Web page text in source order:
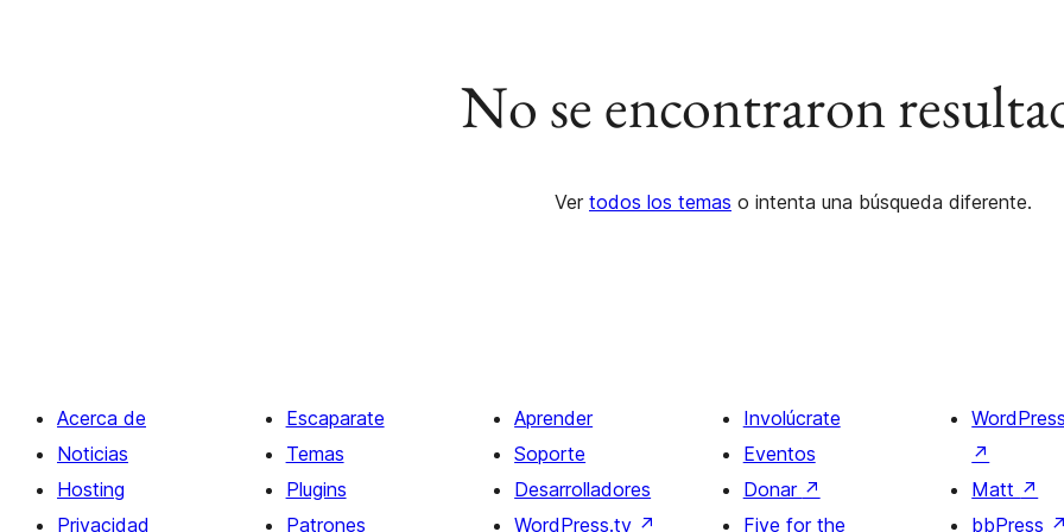
No se encontraron
Ver todos los temas o intenta una búsqueda diferente.
Acerca de
Noticias
Hosting
Privacidad
Escaparate
Temas
Plugins
Patrones
Aprender
Soporte
Desarrolladores
WordPress.tv ↗
Involúcrate
Eventos
Donar ↗
Five for the
↗
Matt ↗
bbPress ↗